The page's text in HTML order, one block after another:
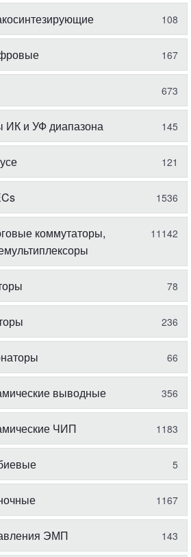
108
167
673
и УФ диапазона 145
121
1536
коммутаторы,
11142
78
236
66
выводные 356
ЧИП 1183
5
1167
ЭМП 143